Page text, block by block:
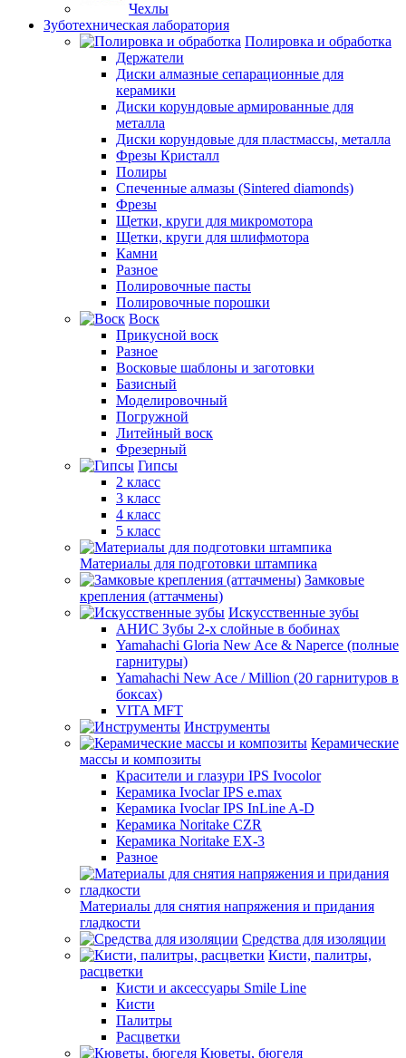
Чехлы
Зуботехническая лаборатория
Полировка и обработка
Держатели
Диски алмазные сепарационные для
керамики
Диски корундовые армированные для
металла
Диски корундовые для пластмассы, металла
Фрезы Кристалл
Полиры
Спеченные алмазы (Sintered diamonds)
Фрезы
Щетки, круги для микромотора
Щетки, круги для шлифмотора
Камни
Разное
Полировочные пасты
Полировочные порошки
Воск
Прикусной воск
Разное
Восковые шаблоны и заготовки
Базисный
Моделировочный
Погружной
Литейный воск
Фрезерный
Гипсы
2 класс
3 класс
4 класс
5 класс
Материалы для подготовки штампика
Замковые
крепления (аттачмены)
Искусственные зубы
АНИС Зубы 2-х слойные в бобинах
Yamahachi Gloria New Ace & Naperce (полные
гарнитуры)
Yamahachi New Ace / Million (20 гарнитуров в
боксах)
VITA MFT
Инструменты
Керамические
массы и композиты
Красители и глазури IPS Ivocolor
Керамика Ivoclar IPS e.max
Керамика Ivoclar IPS InLine A-D
Керамика Noritake CZR
Керамика Noritake EX-3
Разное
Материалы для снятия напряжения и придания
гладкости
Средства для изоляции
Кисти, палитры,
расцветки
Кисти и аксессуары Smile Line
Кисти
Палитры
Расцветки
Кюветы, бюгеля